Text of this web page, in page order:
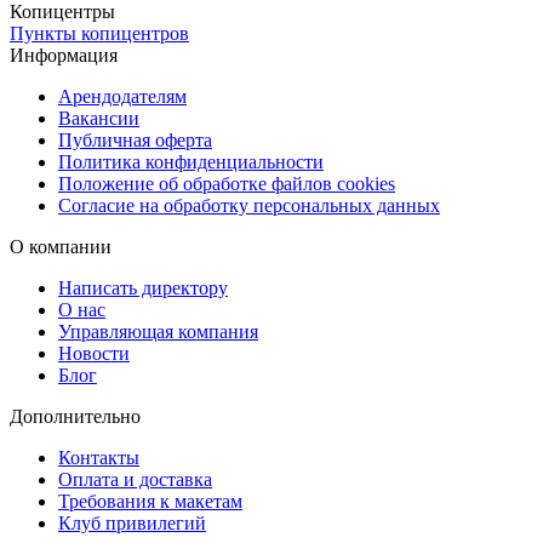
расширенным содержанием.
Материалы и качество печати
Для печати бирок используются качественные материалы,
обеспечивающие прочность и презентабельный внешний вид.
Доступна печать на плотной бумаге 300 г/м², которая хорошо
держит форму и подходит для повседневного использования.
Также можно выбрать дизайнерские бумаги, которые придают
биркам более премиальный и уникальный вид.
Печать выполняется с высокой точностью, что обеспечивает
четкость текста, логотипов и графических элементов. Это
позволяет создать аккуратные и визуально привлекательные
бирки, соответствующие фирменному стилю.
Дополнительная обработка
Для удобства использования и повышения износостойкости
Копицентры
Пункты копицентров
Информация
Арендодателям
Вакансии
Публичная оферта
Политика конфиденциальности
Положение об обработке файлов cookies
Согласие на обработку персональных данных
О компании
Написать директору
О нас
Управляющая компания
Новости
Блог
Дополнительно
Контакты
Оплата и доставка
Требования к макетам
Клуб привилегий